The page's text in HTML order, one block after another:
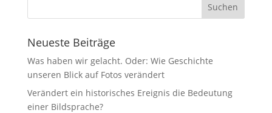
Neueste Beiträge
Was haben wir gelacht. Oder: Wie Geschichte
unseren Blick auf Fotos verändert
Verändert ein historisches Ereignis die Bedeutung
einer Bildsprache?